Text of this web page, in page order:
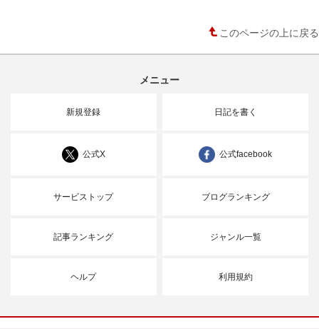
このページの上に戻る
メニュー
新規登録 日記を書く
公式X 公式facebook
サービストップ ブログランキング
記事ランキング ジャンル一覧
ヘルプ 利用規約